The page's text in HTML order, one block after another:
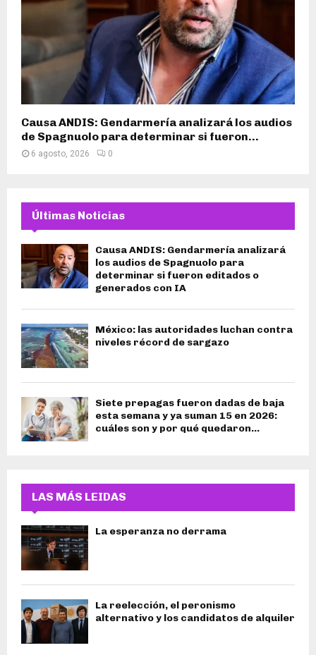
Causa ANDIS: Gendarmería analizará los audios
de Spagnuolo para determinar si fueron...
6 agosto, 2026 0
Últimas Noticias
Causa ANDIS: Gendarmería analizará
los audios de Spagnuolo para
determinar si fueron editados o
generados con IA
México: las autoridades luchan contra
niveles récord de sargazo
Siete prepagas fueron dadas de baja
esta semana y ya suman 15 en 2026:
cuáles son y por qué quedaron...
LAS MÁS LEIDAS
La esperanza no derrama
La reelección, el peronismo
alternativo y los candidatos de alquiler